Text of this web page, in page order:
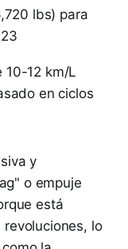
lbs) para
10-12 km/L
en ciclos
y
o empuje
está
lo